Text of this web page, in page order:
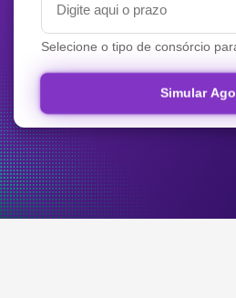
Selecione o tipo de consórcio
Simular